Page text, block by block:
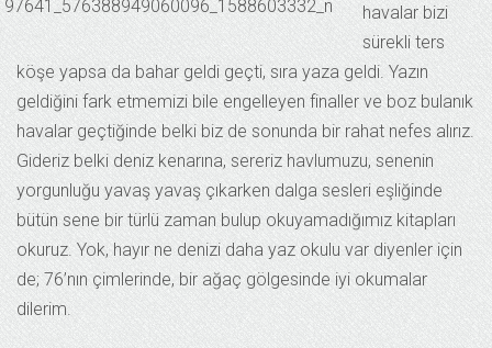
havalar bizi
sürekli ters
köşe yapsa da bahar geldi geçti, sıra yaza geldi. Yazın
geldiğini fark etmemizi bile engelleyen finaller ve boz bulanık
havalar geçtiğinde belki biz de sonunda bir rahat nefes alırız.
Gideriz belki deniz kenarına, sereriz havlumuzu, senenin
yorgunluğu yavaş yavaş çıkarken dalga sesleri eşliğinde
bütün sene bir türlü zaman bulup okuyamadığımız kitapları
okuruz. Yok, hayır ne denizi daha yaz okulu var diyenler için
de; 76’nın çimlerinde, bir ağaç gölgesinde iyi okumalar
dilerim.